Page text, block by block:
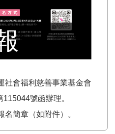
社會福利慈善事業基金會
號函辦理。
名簡章（如附件）。